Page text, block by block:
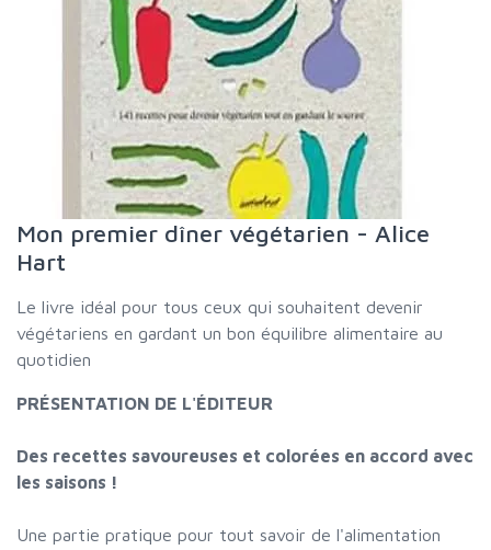
Mon premier dîner végétarien - Alice
Hart
Le livre idéal pour tous ceux qui souhaitent devenir
végétariens en gardant un bon équilibre alimentaire au
quotidien
PRÉSENTATION DE L'ÉDITEUR
Des recettes savoureuses et colorées en accord avec
les saisons !
Une partie pratique pour tout savoir de l'alimentation